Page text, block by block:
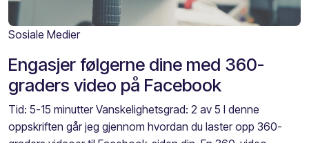
Sosiale Medier
Engasjer følgerne dine med 360-
graders video på Facebook
Tid: 5-15 minutter Vanskelighetsgrad: 2 av 5 I denne
oppskriften går jeg gjennom hvordan du laster opp 360-